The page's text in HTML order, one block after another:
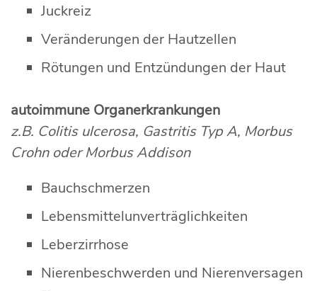
Juckreiz
Veränderungen der Hautzellen
Rötungen und Entzündungen der Haut
autoimmune Organerkrankungen
z.B. Colitis ulcerosa, Gastritis Typ A, Morbus
Crohn oder Morbus Addison
Bauchschmerzen
Lebensmittelunverträglichkeiten
Leberzirrhose
Nierenbeschwerden und Nierenversagen